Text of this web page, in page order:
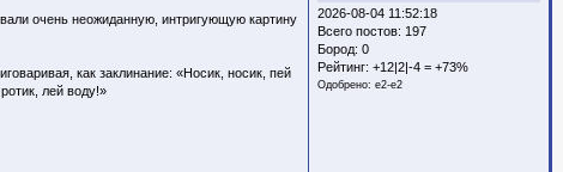
2026-08-04 11:52:18
Всего постов: 197
Бород: 0
Рейтинг: +12|2|-4 = +73%
Одобрено: e2-e2
очень неожиданную, интригующую картину
как заклинание: «Носик, носик, пей
лей воду!»